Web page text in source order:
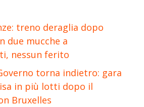
treno deraglia dopo
due mucche a
nessun ferito
torna indietro: gara
in più lotti dopo il
Bruxelles